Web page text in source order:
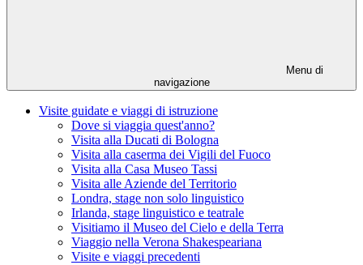
Menu di
navigazione
Visite guidate e viaggi di istruzione
Dove si viaggia quest'anno?
Visita alla Ducati di Bologna
Visita alla caserma dei Vigili del Fuoco
Visita alla Casa Museo Tassi
Visita alle Aziende del Territorio
Londra, stage non solo linguistico
Irlanda, stage linguistico e teatrale
Visitiamo il Museo del Cielo e della Terra
Viaggio nella Verona Shakespeariana
Visite e viaggi precedenti